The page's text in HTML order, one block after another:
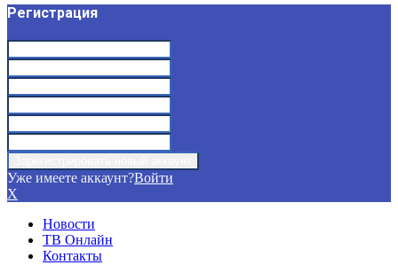
Регистрация
Уже имеете аккаунт?Войти
X
Новости
ТВ Онлайн
Контакты